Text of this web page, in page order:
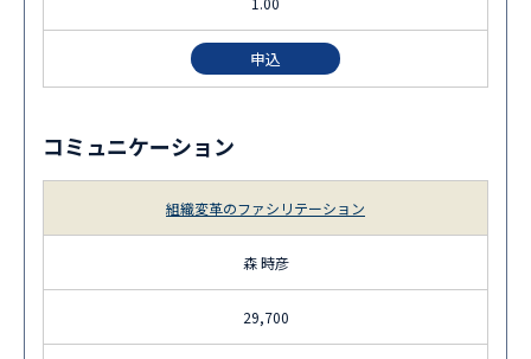
申込
コミュニケーション
組織変革のファシリテーション
森 時彦
29,700